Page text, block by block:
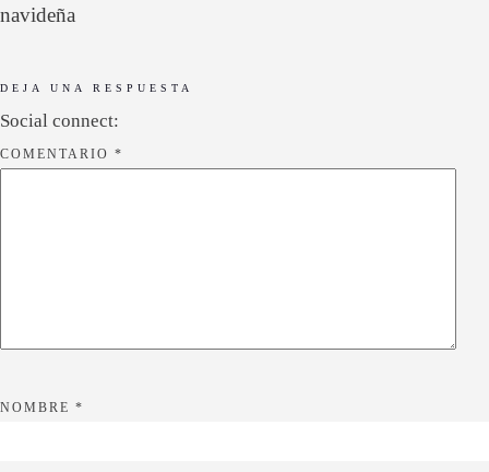
navideña
DEJA UNA RESPUESTA
Social connect:
COMENTARIO *
NOMBRE *